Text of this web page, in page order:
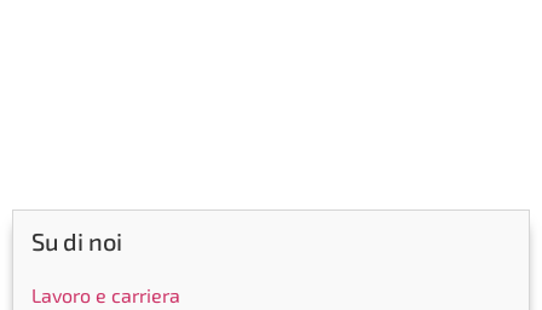
Su di noi
Lavoro e carriera